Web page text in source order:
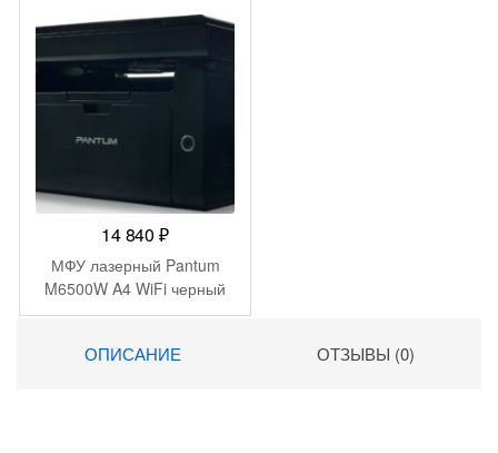
14 840₽
МФУ лазерный Pantum
M6500W A4 WiFi черный
ОПИСАНИЕ ОТЗЫВЫ (0)